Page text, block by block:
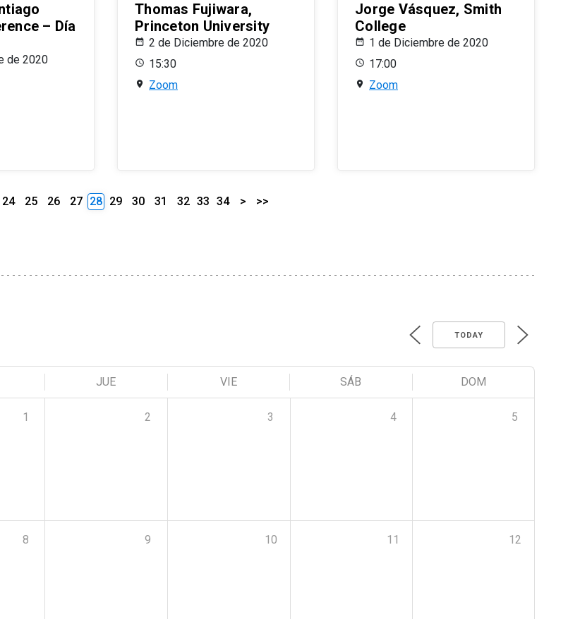
– Día
de 2020
Thomas Fujiwara,
Princeton University
2 de Diciembre de 2020
15:30
Zoom
Jorge Vásquez, Smith
College
1 de Diciembre de 2020
17:00
Zoom
24 25 26 27 28 29 30 31 32 33 34 > >>
TODAY
JUE VIE SÁB DOM
1 2 3 4 5
8 9 10 11 12